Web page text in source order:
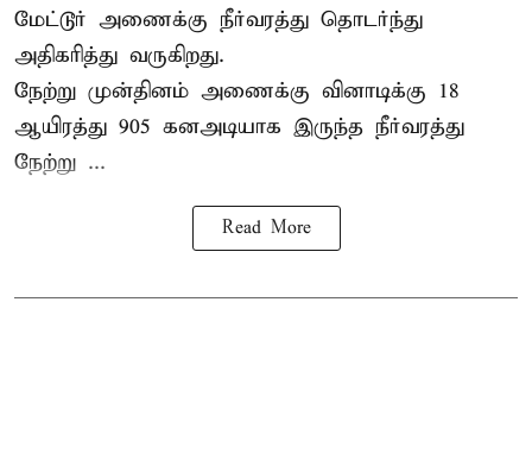
மேட்டூர் அணைக்கு நீர்வரத்து தொடர்ந்து
அதிகரித்து வருகிறது.
நேற்று முன்தினம் அணைக்கு வினாடிக்கு 18
ஆயிரத்து 905 கனஅடியாக இருந்த நீர்வரத்து
நேற்று ...
Read More